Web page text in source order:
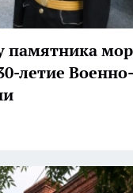
памятника
летие